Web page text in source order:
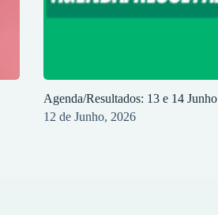
Agenda/Resultados: 13 e 14 Junho
12 de Junho, 2026